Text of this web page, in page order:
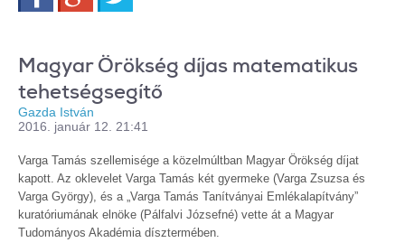
Magyar Örökség díjas matematikus
tehetségsegítő
Gazda István
2016. január 12. 21:41
Varga Tamás szellemisége a közelmúltban Magyar Örökség díjat
kapott. Az oklevelet Varga Tamás két gyermeke (Varga Zsuzsa és
Varga György), és a „Varga Tamás Tanítványai Emlékalapítvány”
kuratóriumának elnöke (Pálfalvi Józsefné) vette át a Magyar
Tudományos Akadémia dísztermében.